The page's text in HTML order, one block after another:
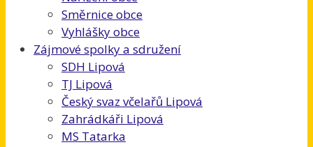
Směrnice obce
Vyhlášky obce
Zájmové spolky a sdružení
SDH Lipová
TJ Lipová
Český svaz včelařů Lipová
Zahrádkáři Lipová
MS Tatarka